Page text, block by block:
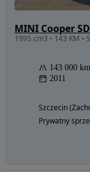
MINI Cooper SD
1995 cm3 • 143 KM •
143 000 km
2011
Szczecin
Prywatny